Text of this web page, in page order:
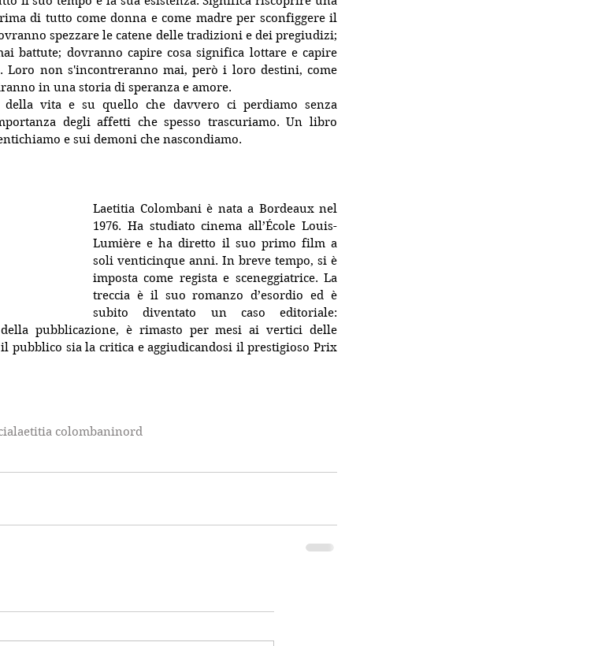
di tutto come donna e come madre per sconfiggere il
spezzare le catene delle tradizioni e dei pregiudizi;
battute; dovranno capire cosa significa lottare e capire
Loro non s'incontreranno mai, però i loro destini, come
in una storia di speranza e amore.
vita e su quello che davvero ci perdiamo senza
degli affetti che spesso trascuriamo. Un libro
e sui demoni che nascondiamo.
Laetitia Colombani è nata a Bordeaux nel
1976. Ha studiato cinema all’École Louis-
Lumière e ha diretto il suo primo film a
soli venticinque anni. In breve tempo, si è
imposta come regista e sceneggiatrice. La
treccia è il suo romanzo d’esordio ed è
subito diventato un caso editoriale:
pubblicazione, è rimasto per mesi ai vertici delle
pubblico sia la critica e aggiudicandosi il prestigioso Prix
laetitia colombaninord